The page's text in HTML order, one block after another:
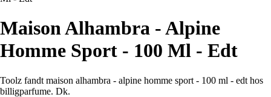
Maison Alhambra - Alpine
Homme Sport - 100 Ml - Edt
Toolz fandt maison alhambra - alpine homme sport - 100 ml - edt hos
billigparfume. Dk.